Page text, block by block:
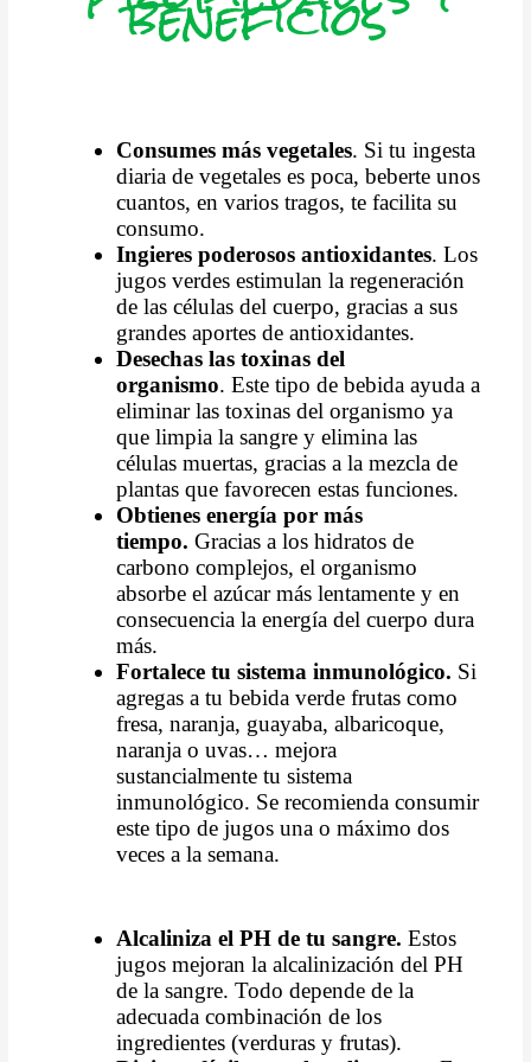
Consumes más vegetales. Si tu ingesta
diaria de vegetales es poca, beberte unos
cuantos, en varios tragos, te facilita su
consumo.
Ingieres poderosos antioxidantes. Los
jugos verdes estimulan la regeneración
de las células del cuerpo, gracias a sus
grandes aportes de antioxidantes.
Desechas las toxinas del
organismo. Este tipo de bebida ayuda a
eliminar las toxinas del organismo ya
que limpia la sangre y elimina las
células muertas, gracias a la mezcla de
plantas que favorecen estas funciones.
Obtienes energía por más
tiempo. Gracias a los hidratos de
carbono complejos, el organismo
absorbe el azúcar más lentamente y en
consecuencia la energía del cuerpo dura
más.
Fortalece tu sistema inmunológico. Si
agregas a tu bebida verde frutas como
fresa, naranja, guayaba, albaricoque,
naranja o uvas… mejora
sustancialmente tu sistema
inmunológico. Se recomienda consumir
este tipo de jugos una o máximo dos
veces a la semana.
Alcaliniza el PH de tu sangre. Estos
jugos mejoran la alcalinización del PH
de la sangre. Todo depende de la
adecuada combinación de los
ingredientes (verduras y frutas).